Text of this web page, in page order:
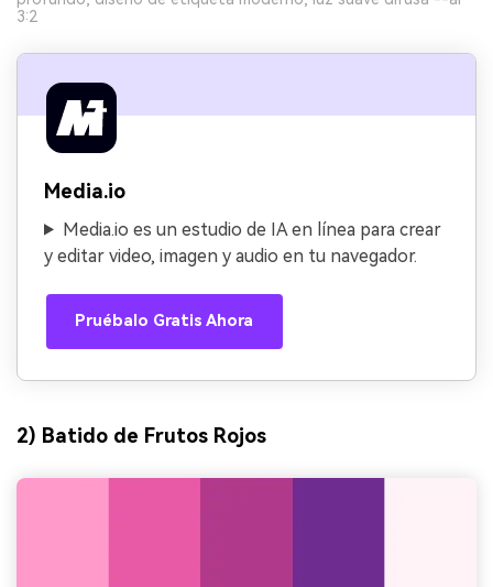
3:2
Media.io
Media.io es un estudio de IA en línea para crear
y editar video, imagen y audio en tu navegador.
Pruébalo Gratis Ahora
2) Batido de Frutos Rojos